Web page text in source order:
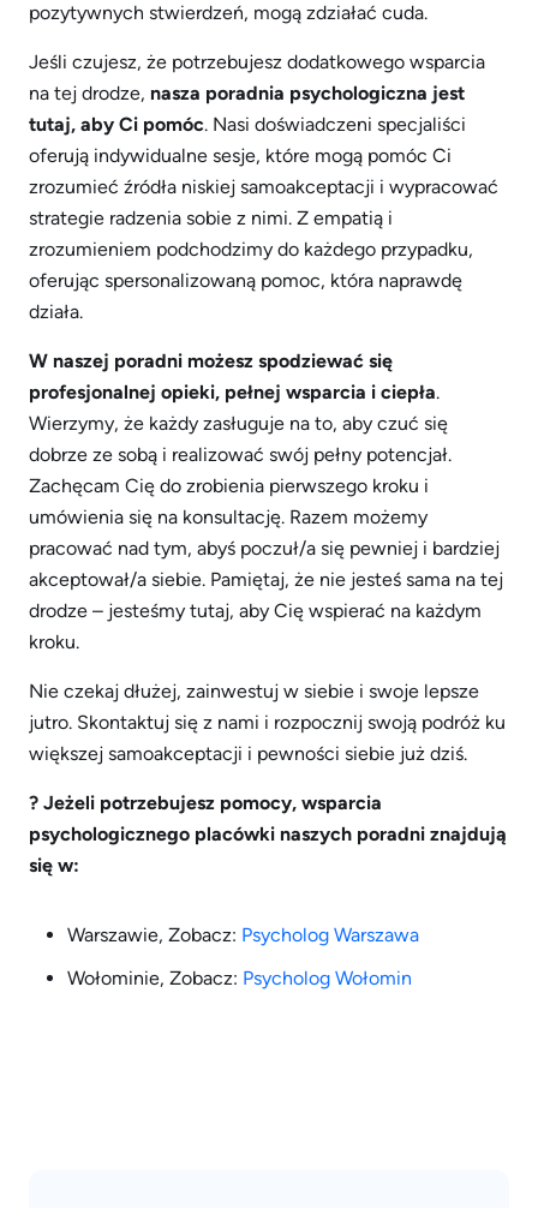
pozytywnych stwierdzeń, mogą zdziałać cuda.
Jeśli czujesz, że potrzebujesz dodatkowego wsparcia
na tej drodze, nasza poradnia psychologiczna jest
tutaj, aby Ci pomóc. Nasi doświadczeni specjaliści
oferują indywidualne sesje, które mogą pomóc Ci
zrozumieć źródła niskiej samoakceptacji i wypracować
strategie radzenia sobie z nimi. Z empatią i
zrozumieniem podchodzimy do każdego przypadku,
oferując spersonalizowaną pomoc, która naprawdę
działa.
W naszej poradni możesz spodziewać się
profesjonalnej opieki, pełnej wsparcia i ciepła.
Wierzymy, że każdy zasługuje na to, aby czuć się
dobrze ze sobą i realizować swój pełny potencjał.
Zachęcam Cię do zrobienia pierwszego kroku i
umówienia się na konsultację. Razem możemy
pracować nad tym, abyś poczuł/a się pewniej i bardziej
akceptował/a siebie. Pamiętaj, że nie jesteś sama na tej
drodze – jesteśmy tutaj, aby Cię wspierać na każdym
kroku.
Nie czekaj dłużej, zainwestuj w siebie i swoje lepsze
jutro. Skontaktuj się z nami i rozpocznij swoją podróż ku
większej samoakceptacji i pewności siebie już dziś.
? Jeżeli potrzebujesz pomocy, wsparcia
psychologicznego placówki naszych poradni znajdują
się w:
Warszawie, Zobacz: Psycholog Warszawa
Wołominie, Zobacz: Psycholog Wołomin